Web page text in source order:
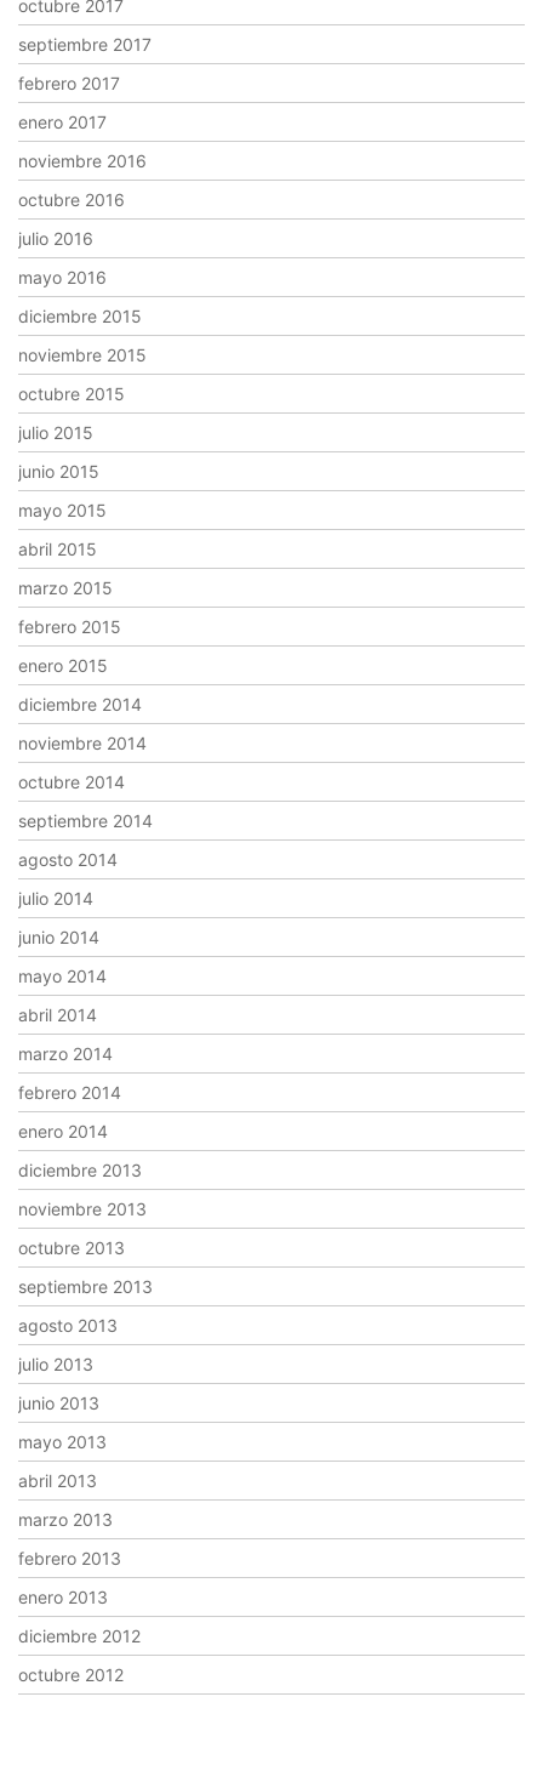
octubre 2017
septiembre 2017
febrero 2017
enero 2017
noviembre 2016
octubre 2016
julio 2016
mayo 2016
diciembre 2015
noviembre 2015
octubre 2015
julio 2015
junio 2015
mayo 2015
abril 2015
marzo 2015
febrero 2015
enero 2015
diciembre 2014
noviembre 2014
octubre 2014
septiembre 2014
agosto 2014
julio 2014
junio 2014
mayo 2014
abril 2014
marzo 2014
febrero 2014
enero 2014
diciembre 2013
noviembre 2013
octubre 2013
septiembre 2013
agosto 2013
julio 2013
junio 2013
mayo 2013
abril 2013
marzo 2013
febrero 2013
enero 2013
diciembre 2012
octubre 2012